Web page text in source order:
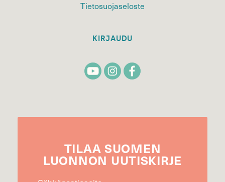
Tietosuojaseloste
KIRJAUDU
TILAA SUOMEN
LUONNON UUTIS­KIRJE